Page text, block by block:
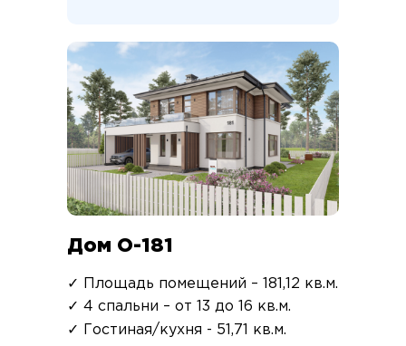
✓ Гостиная/кухня - 51,71 кв.м.
✓ 4 спальни – от 13 до 16 кв.м.
✓ Площадь помещений – 181,12 кв.м.
Дом О-181